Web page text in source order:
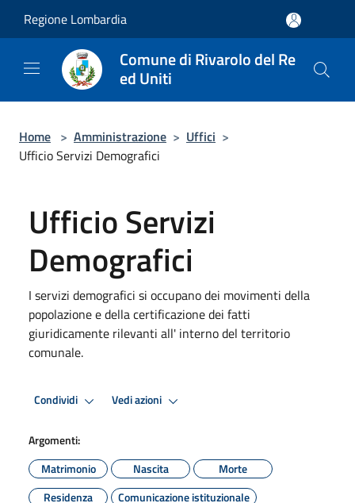
Regione Lombardia
Comune di Rivarolo del Re
ed Uniti
Home > Amministrazione > Uffici >
Ufficio Servizi Demografici
Ufficio Servizi
Demografici
I servizi demografici si occupano dei movimenti della
popolazione e della certificazione dei fatti
giuridicamente rilevanti all' interno del territorio
comunale.
Condividi Vedi azioni
Argomenti:
Matrimonio
Nascita
Morte
Residenza
Comunicazione istituzionale